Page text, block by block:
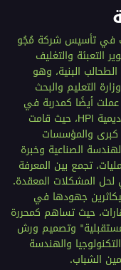
في تأسيس شركة مُجُو
تطوير التعبئة والتغليف
البنية، وهو
التعليم والبحث
منذ عام 2017، عملت أيضًا كمدربة في
التفكير التصميمي في أكاديمية HPI، حيث قامت
والمؤسسات
الصناعية وخبرة
تجمع بين المعرفة
لحل المشكلات المعقدة.
جهودها في
حيث تساهم كمحررة
وتصميم ورش
والهندسة